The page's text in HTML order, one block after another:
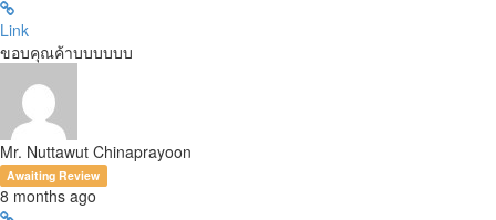
Link
ขอบคุณค้าบบบบบบ
Mr. Nuttawut Chinaprayoon
Awaiting Review
8 months ago